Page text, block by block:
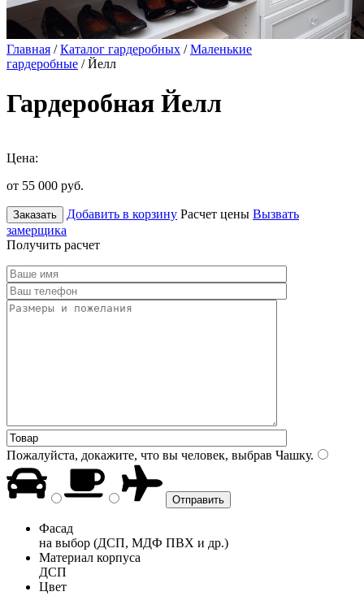
Главная /Каталог гардеробных /Маленькие
гардеробные / Йелл
Гардеробная Йелл
Цена:
от 55 000 руб.
Заказать Добавить в корзину Расчет цены Вызвать
замерщика
Получить расчет
Пожалуйста, докажите, что вы человек, выбрав Чашку.
Фасад
на выбор (ДСП, МДФ ПВХ и др.)
Материал корпуса
ДСП
Цвет